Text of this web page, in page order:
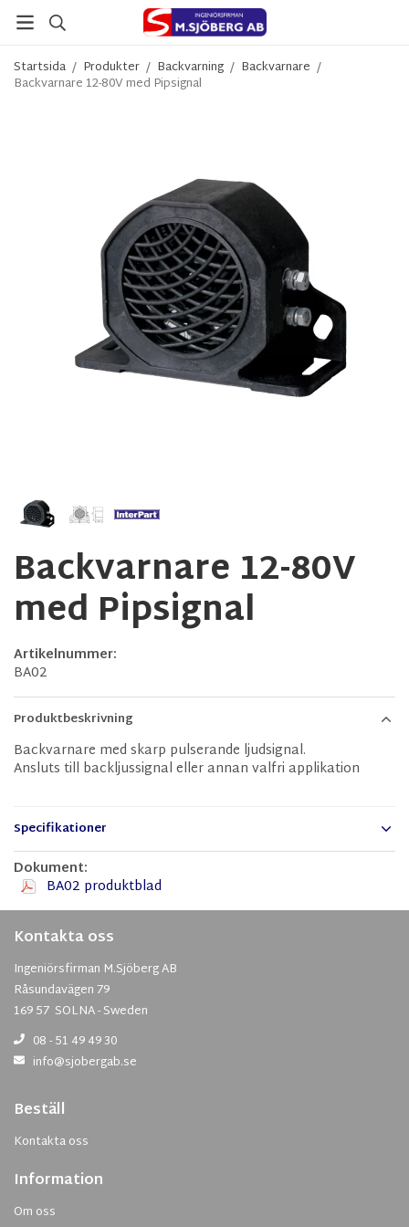
Startsida / Produkter / Backvarning / Backvarnare /
Backvarnare 12-80V med Pipsignal
Backvarnare 12-80V
med Pipsignal
Artikelnummer:
BA02
Produktbeskrivning
Specifikationer
Backvarnare med skarp pulserande ljudsignal.
Ansluts till backljussignal eller annan valfri applikation
Dokument:
BA02 produktblad
Kontakta oss
Ingeniörsfirman M.Sjöberg AB
Råsundavägen 79
169 57 SOLNA - Sweden
08 - 51 49 49 30
info@sjobergab.se
Beställ
Kontakta oss
Information
Om oss